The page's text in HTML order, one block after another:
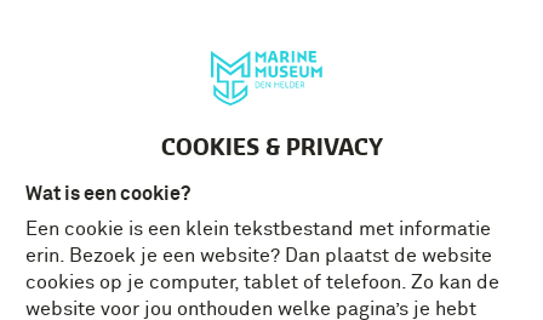
COOKIES & PRIVACY
Wat is een cookie?
Een cookie is een klein tekstbestand met informatie
erin. Bezoek je een website? Dan plaatst de website
cookies op je computer, tablet of telefoon. Zo kan de
website voor jou onthouden welke pagina’s je hebt
MARINEVLOOT VAN DE
TOEKOMST